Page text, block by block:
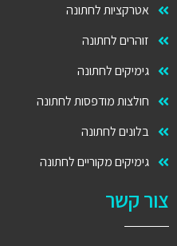
אטרקציות לחתונה
זוהרים לחתונה
גימיקים לחתונה
חולצות מודפסות לחתונה
בלונים לחתונה
גימיקים מקוריים לחתונה
צור קשר